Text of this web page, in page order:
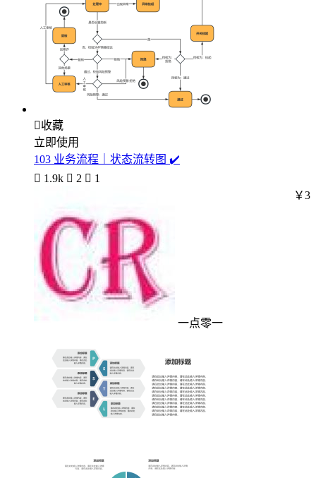
收藏
立即使用
103 业务流程｜状态流转图 ✔️
 1.9k  2  1
一点零一
￥3